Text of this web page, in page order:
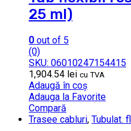
25 ml)
0 out of 5
(0)
SKU: 06010247154415
1,904.54 lei cu TVA
Adaugă în coș
Adauga la Favorite
Compară
Trasee cabluri, Tubulat.